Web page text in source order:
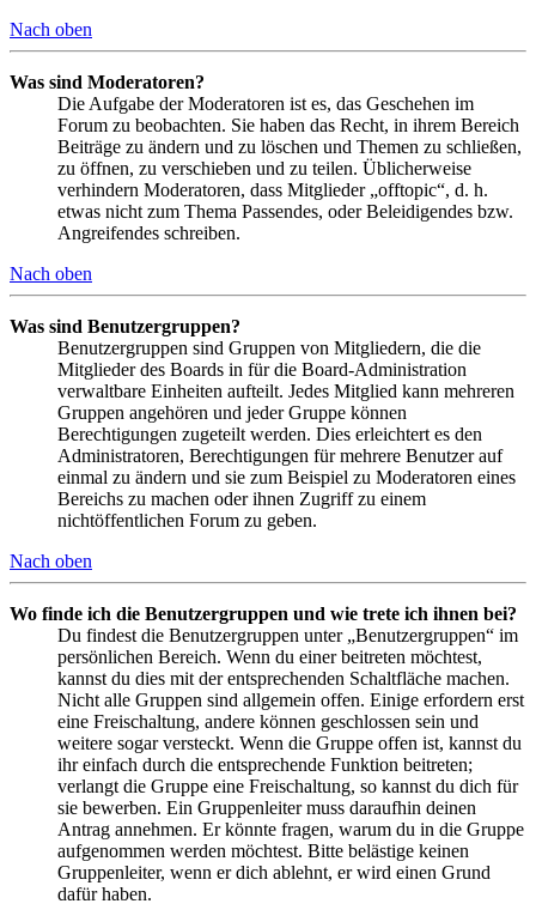
Nach oben
Was sind Moderatoren?
Die Aufgabe der Moderatoren ist es, das Geschehen im
Forum zu beobachten. Sie haben das Recht, in ihrem Bereich
Beiträge zu ändern und zu löschen und Themen zu schließen,
zu öffnen, zu verschieben und zu teilen. Üblicherweise
verhindern Moderatoren, dass Mitglieder „offtopic“, d. h.
etwas nicht zum Thema Passendes, oder Beleidigendes bzw.
Angreifendes schreiben.
Nach oben
Was sind Benutzergruppen?
Benutzergruppen sind Gruppen von Mitgliedern, die die
Mitglieder des Boards in für die Board-Administration
verwaltbare Einheiten aufteilt. Jedes Mitglied kann mehreren
Gruppen angehören und jeder Gruppe können
Berechtigungen zugeteilt werden. Dies erleichtert es den
Administratoren, Berechtigungen für mehrere Benutzer auf
einmal zu ändern und sie zum Beispiel zu Moderatoren eines
Bereichs zu machen oder ihnen Zugriff zu einem
nichtöffentlichen Forum zu geben.
Nach oben
Wo finde ich die Benutzergruppen und wie trete ich ihnen bei?
Du findest die Benutzergruppen unter „Benutzergruppen“ im
persönlichen Bereich. Wenn du einer beitreten möchtest,
kannst du dies mit der entsprechenden Schaltfläche machen.
Nicht alle Gruppen sind allgemein offen. Einige erfordern erst
eine Freischaltung, andere können geschlossen sein und
weitere sogar versteckt. Wenn die Gruppe offen ist, kannst du
ihr einfach durch die entsprechende Funktion beitreten;
verlangt die Gruppe eine Freischaltung, so kannst du dich für
sie bewerben. Ein Gruppenleiter muss daraufhin deinen
Antrag annehmen. Er könnte fragen, warum du in die Gruppe
aufgenommen werden möchtest. Bitte belästige keinen
Gruppenleiter, wenn er dich ablehnt, er wird einen Grund
dafür haben.